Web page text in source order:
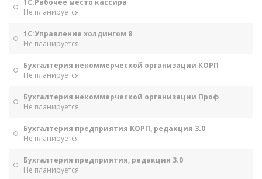
1С:Рабочее место кассира
Не планируется
1С:Управление холдингом 8
Не планируется
Бухгалтерия некоммерческой организации КОРП
Не планируется
Бухгалтерия некоммерческой организации Проф
Не планируется
Бухгалтерия предприятия КОРП, редакция 3.0
Не планируется
Бухгалтерия предприятия, редакция 3.0
Не планируется